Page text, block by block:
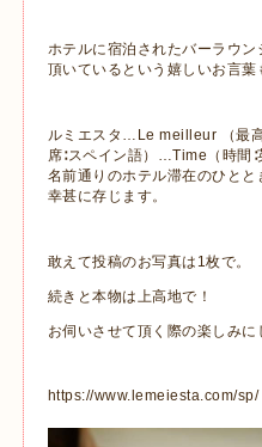
ホテルに宿泊されたバーラウ
頂いているという嬉しいお言葉
ルミエスタ…Le meilleur （最
席∶スペイン語）…Time（時間
名前通りのホテル滞在のひと
幸甚に存じます。
敢えて投稿のお写真は1枚で。
続きと本物は上高地で！
お伺いさせて頂く際の楽しみに
https://www.lemeiesta.com/sp/